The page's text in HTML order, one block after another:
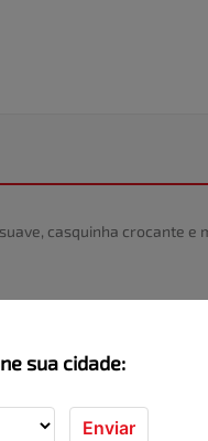
sua cidade:
Enviar
casquinha crocante